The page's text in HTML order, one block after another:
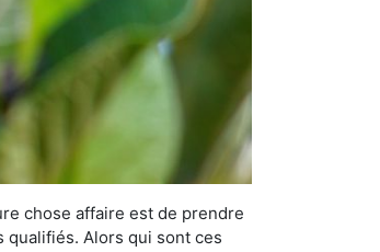
chose affaire est de prendre
qualifiés. Alors qui sont ces